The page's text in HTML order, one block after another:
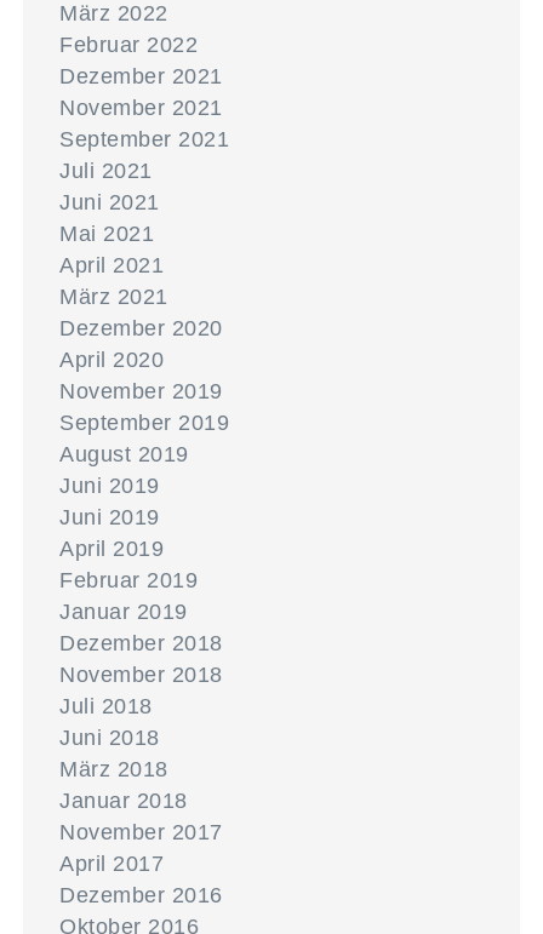
März 2022
Februar 2022
Dezember 2021
November 2021
September 2021
Juli 2021
Juni 2021
Mai 2021
April 2021
März 2021
Dezember 2020
April 2020
November 2019
September 2019
August 2019
Juni 2019
Juni 2019
April 2019
Februar 2019
Januar 2019
Dezember 2018
November 2018
Juli 2018
Juni 2018
März 2018
Januar 2018
November 2017
April 2017
Dezember 2016
Oktober 2016